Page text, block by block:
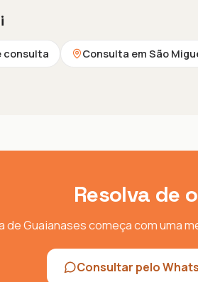
consulta Consulta em São
Resolva de
de Guaianases começa com uma
Consultar pelo